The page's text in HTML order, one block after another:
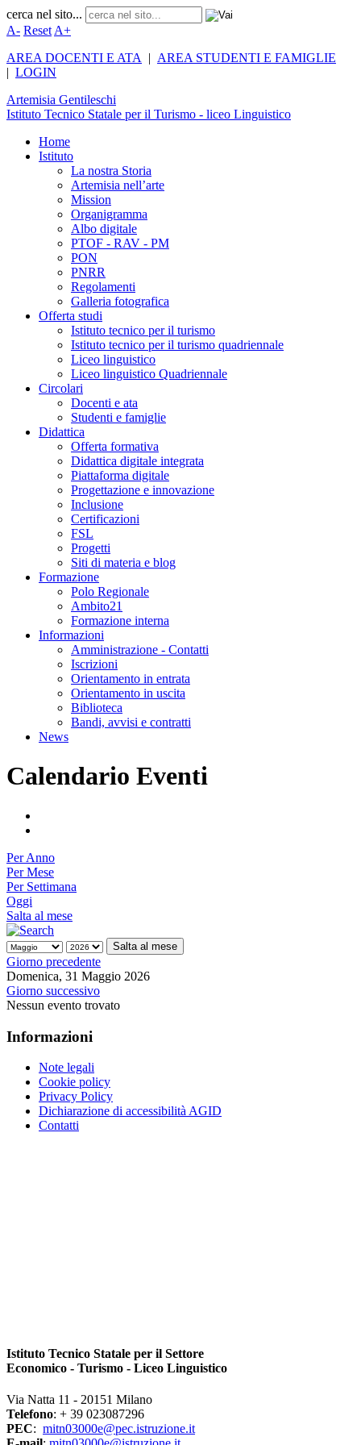
cerca nel sito...
A- Reset A+
AREA DOCENTI E ATA
| AREA STUDENTI E FAMIGLIE
| LOGIN
Artemisia Gentileschi
Istituto Tecnico Statale per il Turismo - liceo Linguistico
Home
Istituto
La nostra Storia
Artemisia nell’arte
Mission
Organigramma
Albo digitale
PTOF - RAV - PM
PON
PNRR
Regolamenti
Galleria fotografica
Offerta studi
Istituto tecnico per il turismo
Istituto tecnico per il turismo quadriennale
Liceo linguistico
Liceo linguistico Quadriennale
Circolari
Docenti e ata
Studenti e famiglie
Didattica
Offerta formativa
Didattica digitale integrata
Piattaforma digitale
Progettazione e innovazione
Inclusione
Certificazioni
FSL
Progetti
Siti di materia e blog
Formazione
Polo Regionale
Ambito21
Formazione interna
Informazioni
Amministrazione - Contatti
Iscrizioni
Orientamento in entrata
Orientamento in uscita
Biblioteca
Bandi, avvisi e contratti
News
Calendario Eventi
Per Anno
Per Mese
Per Settimana
Oggi
Salta al mese
Salta al mese
Giorno precedente
Domenica, 31 Maggio 2026
Giorno successivo
Nessun evento trovato
Informazioni
Note legali
Cookie policy
Privacy Policy
Dichiarazione di accessibilità AGID
Contatti
Istituto Tecnico Statale per il Settore
Economico - Turismo - Liceo Linguistico
Via Natta 11 - 20151 Milano
Telefono: + 39 023087296
PEC: mitn03000e@pec.istruzione.it